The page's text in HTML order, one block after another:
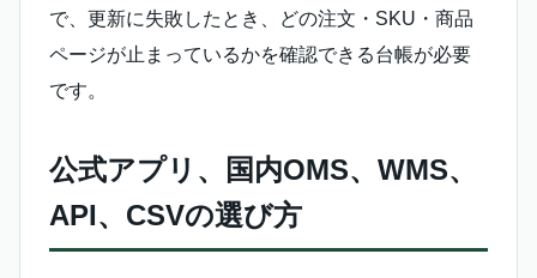
で、更新に失敗したとき、どの注文・SKU・商品
ページが止まっているかを確認できる台帳が必要
です。
公式アプリ、国内OMS、WMS、
API、CSVの選び方